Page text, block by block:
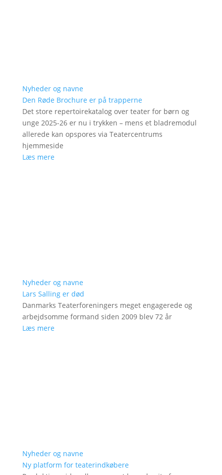
Nyheder og navne
Den Røde Brochure er på trapperne
Det store repertoirekatalog over teater for børn og
unge 2025-26 er nu i trykken – mens et bladremodul
allerede kan opspores via Teatercentrums
hjemmeside
Læs mere
Nyheder og navne
Lars Salling er død
Danmarks Teaterforeningers meget engagerede og
arbejdsomme formand siden 2009 blev 72 år
Læs mere
Nyheder og navne
Ny platform for teaterindkøbere